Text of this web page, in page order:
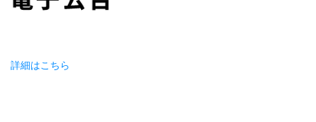
詳細はこちら